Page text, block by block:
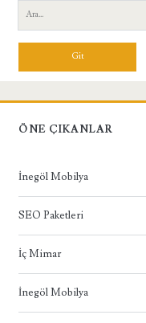
Yan
Menü
Ara:
ÖNE ÇIKANLAR
İnegöl Mobilya
SEO Paketleri
İç Mimar
İnegöl Mobilya